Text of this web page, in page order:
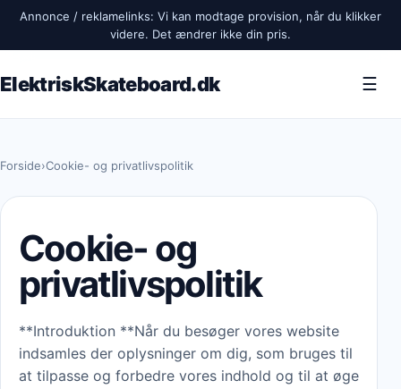
Annonce / reklamelinks: Vi kan modtage provision, når du klikker
videre. Det ændrer ikke din pris.
ElektriskSkateboard.dk ☰
Forside›Cookie- og privatlivspolitik
Cookie- og
privatlivspolitik
**Introduktion **Når du besøger vores website
indsamles der oplysninger om dig, som bruges til
at tilpasse og forbedre vores indhold og til at øge